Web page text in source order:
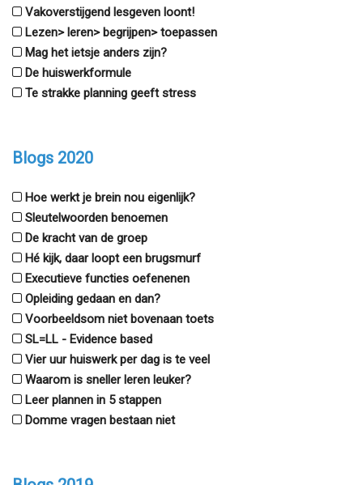
Vakoverstijgend lesgeven loont!
Lezen> leren> begrijpen> toepassen
Mag het ietsje anders zijn?
De huiswerkformule
Te strakke planning geeft stress
Blogs 2020
Hoe werkt je brein nou eigenlijk?
Sleutelwoorden benoemen
De kracht van de groep
Hé kijk, daar loopt een brugsmurf
Executieve functies oefenenen
Opleiding gedaan en dan?
Voorbeeldsom niet bovenaan toets
SL=LL - Evidence based
Vier uur huiswerk per dag is te veel
Waarom is sneller leren leuker?
Leer plannen in 5 stappen
Domme vragen bestaan niet